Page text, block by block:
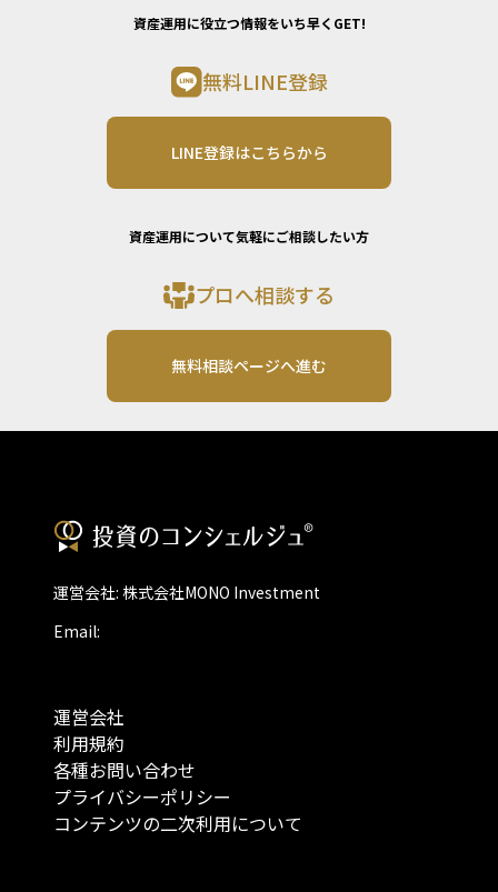
資産運用に役立つ情報をいち早くGET!
無料LINE登録
LINE登録はこちらから
資産運用について気軽にご相談したい方
プロへ相談する
無料相談ページへ進む
運営会社: 株式会社MONO Investment
Email:
運営会社
利用規約
各種お問い合わせ
プライバシーポリシー
コンテンツの二次利用について